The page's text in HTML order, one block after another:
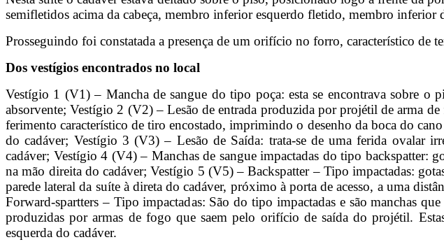
semifletidos acima da cabeça, membro inferior esquerdo fletido, membro inferior
Prosseguindo foi constatada a presença de um orifício no forro, característico
Dos vestígios encontrados no local
Vestígio 1 (V1) – Mancha de sangue do tipo poça: esta se encontrava sobre o
absorvente; Vestígio 2 (V2) – Lesão de entrada produzida por projétil de arma
ferimento característico de tiro encostado, imprimindo o desenho da boca do
do cadáver; Vestígio 3 (V3) – Lesão de Saída: trata-se de uma ferida ovalar
cadáver; Vestígio 4 (V4) – Manchas de sangue impactadas do tipo backspatter:
na mão direita do cadáver; Vestígio 5 (V5) – Backspatter – Tipo impactadas:
parede lateral da suíte à direta do cadáver, próximo à porta de acesso, a uma
Forward-spartters – Tipo impactadas: São do tipo impactadas e são manchas
produzidas por armas de fogo que saem pelo orifício de saída do projétil.
esquerda do cadáver.